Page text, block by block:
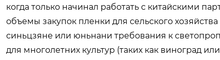
когда только начинал работать с китайскими
объемы закупок пленки для сельского
синьцзяне или юньнани требования к
для многолетних культур (таких как виноград